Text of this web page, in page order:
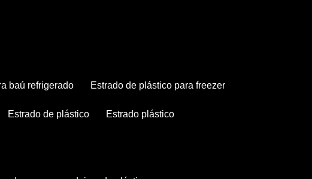
baú refrigerado estrado de plástico para freezer
estrado de plástico estrado plástico